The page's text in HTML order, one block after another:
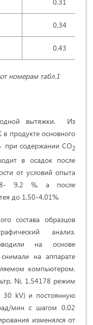
0,34
0,43
номерам табл.1
вытяжки. Из
продукте основного
при содержании СО2
в осадок после
от условий опыта
9,2 %, а после
до 1,50-4,01%.
состава образцов
анализ.
на основе
на аппарате
компьютером.
Ni, 1.54178 режим
30 kV) и постоянную
мин с шагом 0,02
изменялся от